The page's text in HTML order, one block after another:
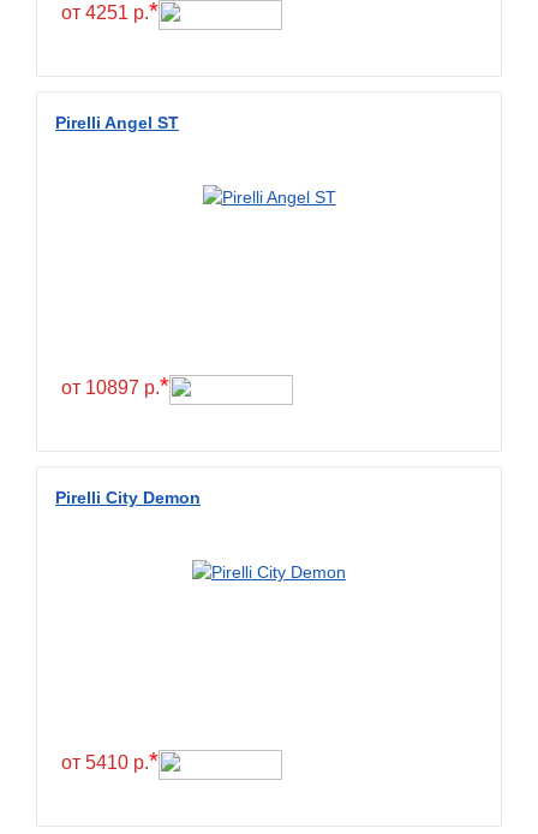
от 4251 р.*
Pirelli Angel ST
от 10897 р.*
Pirelli City Demon
от 5410 р.*